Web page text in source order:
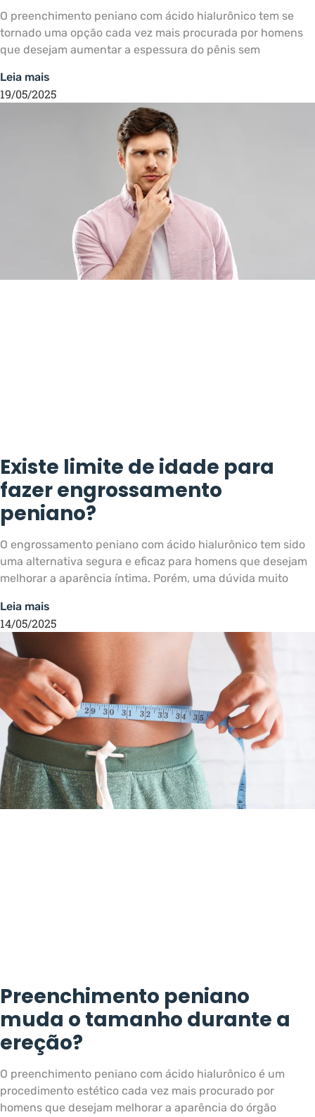
O preenchimento peniano com ácido hialurônico tem se
tornado uma opção cada vez mais procurada por homens
que desejam aumentar a espessura do pênis sem
Leia mais
19/05/2025
Existe limite de idade para
fazer engrossamento
peniano?
O engrossamento peniano com ácido hialurônico tem sido
uma alternativa segura e eficaz para homens que desejam
melhorar a aparência íntima. Porém, uma dúvida muito
Leia mais
14/05/2025
Preenchimento peniano
muda o tamanho durante a
ereção?
O preenchimento peniano com ácido hialurônico é um
procedimento estético cada vez mais procurado por
homens que desejam melhorar a aparência do órgão